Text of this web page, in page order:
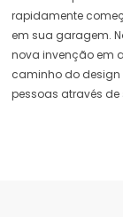
rapidamente
em sua garagem.
nova invenção em
caminho do
pessoas através de